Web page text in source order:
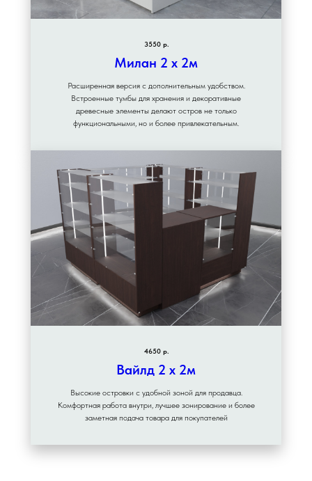
3550 р.
Милан 2 х 2м
Расширенная версия с дополнительным удобством.
Встроенные тумбы для хранения и декоративные
древесные элементы делают остров не только
функциональными, но и более привлекательным.
4650 р.
Вайлд 2 х 2м
Высокие островки с удобной зоной для продавца.
Комфортная работа внутри, лучшее зонирование и более
заметная подача товара для покупателей